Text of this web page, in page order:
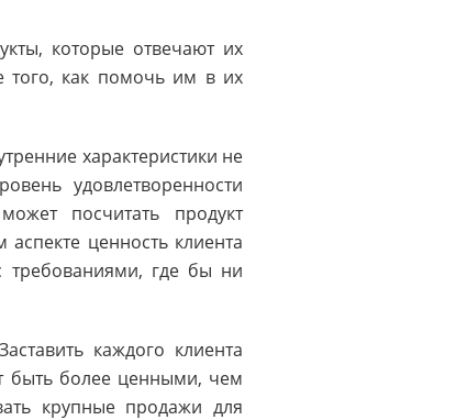
которые отвечают их
того, как помочь им в их
характеристики не
удовлетворенности
посчитать продукт
ценность клиента
требованиями, где бы ни
каждого клиента
быть более ценными, чем
крупные продажи для